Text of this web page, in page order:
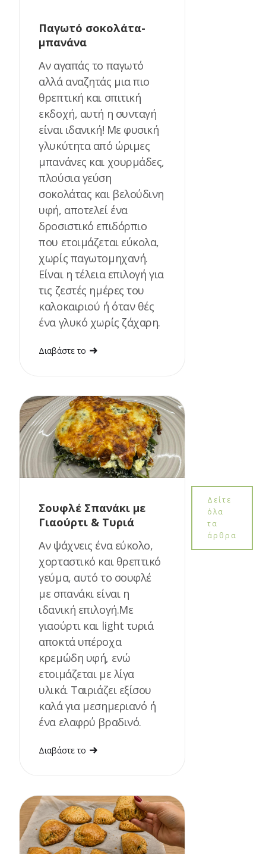
Παγωτό σοκολάτα-
μπανάνα
Αν αγαπάς το παγωτό
αλλά αναζητάς μια πιο
θρεπτική και σπιτική
εκδοχή, αυτή η συνταγή
είναι ιδανική! Με φυσική
γλυκύτητα από ώριμες
μπανάνες και χουρμάδες,
πλούσια γεύση
σοκολάτας και βελούδινη
υφή, αποτελεί ένα
δροσιστικό επιδόρπιο
που ετοιμάζεται εύκολα,
χωρίς παγωτομηχανή.
Είναι η τέλεια επιλογή για
τις ζεστές ημέρες του
καλοκαιριού ή όταν θές
ένα γλυκό χωρίς ζάχαρη.
Διαβάστε το
Σουφλέ Σπανάκι με
Γιαούρτι & Τυριά
Αν ψάχνεις ένα εύκολο,
χορταστικό και θρεπτικό
γεύμα, αυτό το σουφλέ
με σπανάκι είναι η
ιδανική επιλογή.Με
γιαούρτι και light τυριά
αποκτά υπέροχα
κρεμώδη υφή, ενώ
ετοιμάζεται με λίγα
υλικά. Ταιριάζει εξίσου
καλά για μεσημεριανό ή
ένα ελαφρύ βραδινό.
Διαβάστε το
Δείτε
όλα
τα
άρθρα